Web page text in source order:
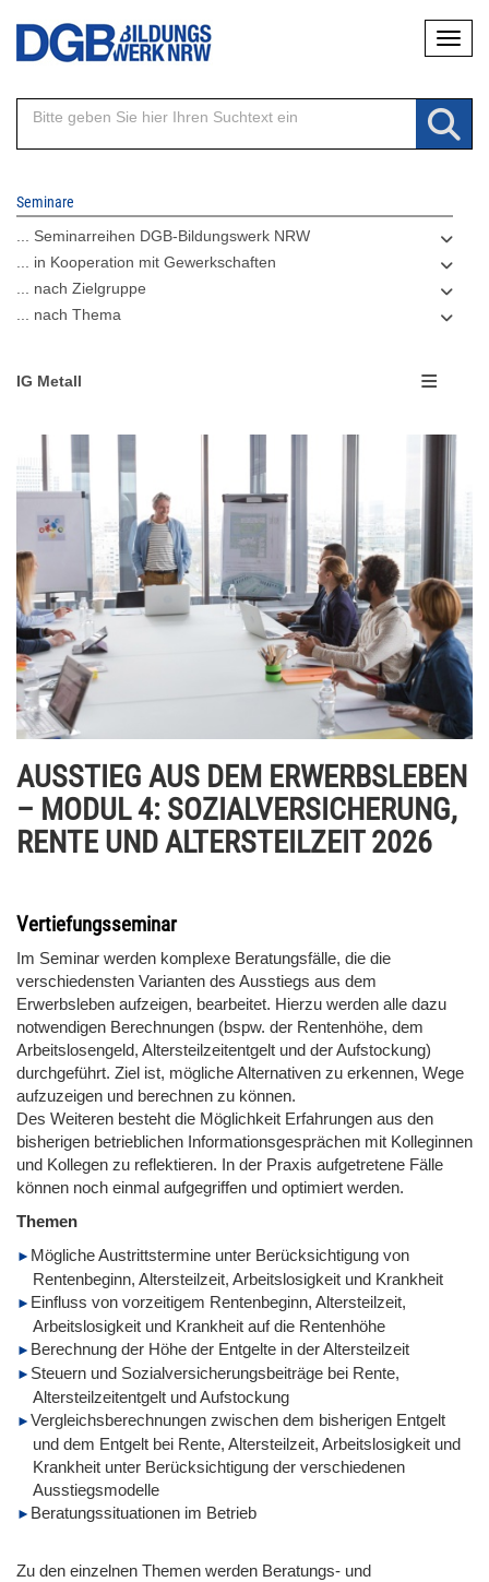
Direkt
Inhalt
Seminare
... Seminarreihen DGB-Bildungswerk NRW
... in Kooperation mit Gewerkschaften
... nach Zielgruppe
... nach Thema
IG Metall
AUSSTIEG AUS DEM ERWERBSLEBEN
– MODUL 4: SOZIALVERSICHERUNG,
RENTE UND ALTERSTEILZEIT 2026
Vertiefungsseminar
Im Seminar werden komplexe Beratungsfälle, die die
verschiedens­ten Varianten des Ausstiegs aus dem
Erwerbsleben aufzeigen, bearbeitet. Hierzu werden alle dazu
notwendigen Berechnungen (bspw. der Rentenhöhe, dem
Arbeitslosengeld, Altersteilzeitentgelt und der Aufstockung)
durchgeführt. Ziel ist, mögliche Alternativen zu erkennen, Wege
aufzuzeigen und berechnen zu können.
Des Weiteren besteht die Möglichkeit Erfahrungen aus den
bisherigen betrieblichen Informationsgesprächen mit Kolleginnen
und Kollegen zu reflektieren. In der Praxis aufgetretene Fälle
können noch einmal aufgegriffen und optimiert werden.
Themen
Mögliche Austrittstermine unter Berücksichtigung von
Rentenbeginn, Altersteilzeit, Arbeitslosigkeit und Krankheit
Einfluss von vorzeitigem Rentenbeginn, Altersteilzeit,
Arbeitslosigkeit und Krankheit auf die Rentenhöhe
Berechnung der Höhe der Entgelte in der Altersteilzeit
Steuern und Sozialversicherungsbeiträge bei Rente,
Altersteilzeitentgelt und Aufstockung
Vergleichsberechnungen zwischen dem bisherigen Entgelt
und dem Entgelt bei Rente, Altersteilzeit, Arbeitslosigkeit und
Krankheit unter Berücksichtigung der verschiedenen
Ausstiegsmodelle
Beratungssituationen im Betrieb
Zu den einzelnen Themen werden Beratungs- und